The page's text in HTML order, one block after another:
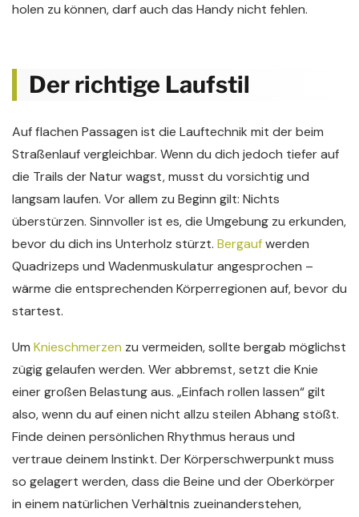
holen zu können, darf auch das Handy nicht fehlen.
Der richtige Laufstil
Auf flachen Passagen ist die Lauftechnik mit der beim
Straßenlauf vergleichbar. Wenn du dich jedoch tiefer auf
die Trails der Natur wagst, musst du vorsichtig und
langsam laufen. Vor allem zu Beginn gilt: Nichts
überstürzen. Sinnvoller ist es, die Umgebung zu erkunden,
bevor du dich ins Unterholz stürzt. Bergaufwerden
Quadrizeps und Wadenmuskulatur angesprochen –
wärme die entsprechenden Körperregionen auf, bevor du
startest.
Um Knieschmerzen zu vermeiden, sollte bergab möglichst
zügig gelaufen werden. Wer abbremst, setzt die Knie
einer großen Belastung aus. „Einfach rollen lassen“ gilt
also, wenn du auf einen nicht allzu steilen Abhang stößt.
Finde deinen persönlichen Rhythmus heraus und
vertraue deinem Instinkt. Der Körperschwerpunkt muss
so gelagert werden, dass die Beine und der Oberkörper
in einem natürlichen Verhältnis zueinanderstehen,